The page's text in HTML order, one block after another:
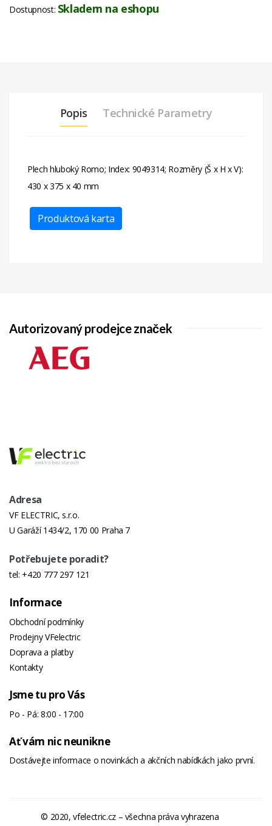
Dostupnost: Skladem na eshopu
Popis Technické Parametry
Plech hluboký Romo; Index: 9049314; Rozměry (Š x H x V):
430 x 375 x 40 mm
Produktová karta
Hloubka
47 cm
Hmotnost
Autorizovaný prodejce značek
Adresa
VF ELECTRIC, s.r.o.
U Garáží 1434/2, 170 00 Praha 7
Potřebujete poradit?
tel: +420 777 297 121
Informace
Obchodní podmínky
Prodejny VFelectric
Doprava a platby
Kontakty
Jsme tu pro Vás
Po - Pá: 8:00 - 17:00
Ať vám nic neunikne
Dostávejte informace o novinkách a akčních nabídkách jako první.
© 2020, vfelectric.cz – všechna práva vyhrazena